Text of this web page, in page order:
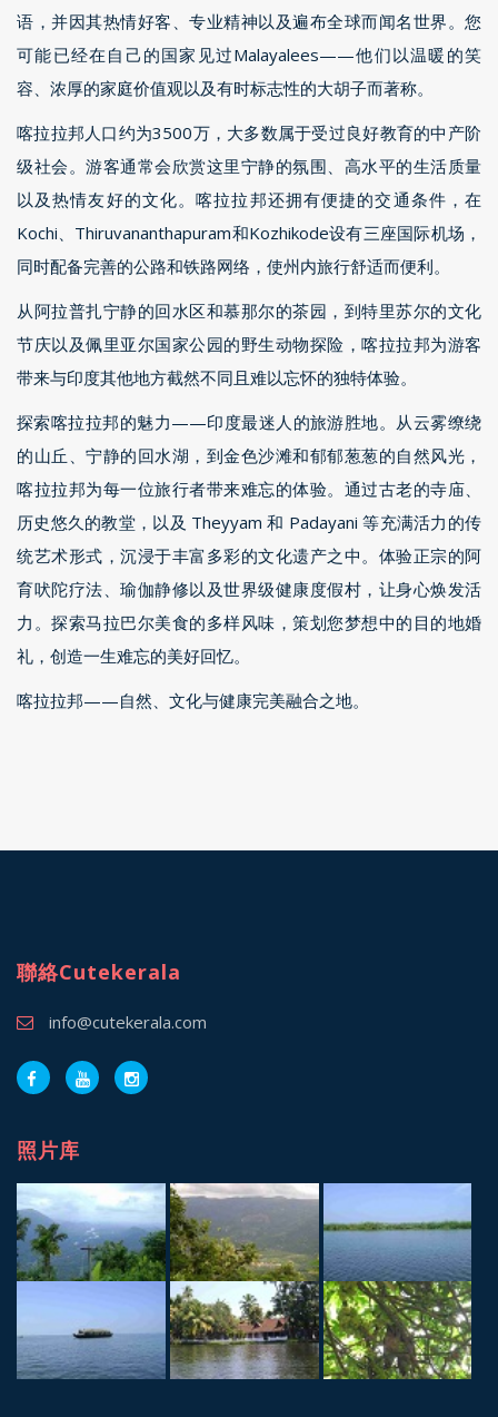
语，并因其热情好客、专业精神以及遍布全球而闻名世界。您
可能已经在自己的国家见过Malayalees——他们以温暖的笑
容、浓厚的家庭价值观以及有时标志性的大胡子而著称。
喀拉拉邦人口约为3500万，大多数属于受过良好教育的中产阶
级社会。游客通常会欣赏这里宁静的氛围、高水平的生活质量
以及热情友好的文化。喀拉拉邦还拥有便捷的交通条件，在
Kochi、Thiruvananthapuram和Kozhikode设有三座国际机场，
同时配备完善的公路和铁路网络，使州内旅行舒适而便利。
从阿拉普扎宁静的回水区和慕那尔的茶园，到特里苏尔的文化
节庆以及佩里亚尔国家公园的野生动物探险，喀拉拉邦为游客
带来与印度其他地方截然不同且难以忘怀的独特体验。
探索喀拉拉邦的魅力——印度最迷人的旅游胜地。从云雾缭绕
的山丘、宁静的回水湖，到金色沙滩和郁郁葱葱的自然风光，
喀拉拉邦为每一位旅行者带来难忘的体验。通过古老的寺庙、
历史悠久的教堂，以及 Theyyam 和 Padayani 等充满活力的传
统艺术形式，沉浸于丰富多彩的文化遗产之中。体验正宗的阿
育吠陀疗法、瑜伽静修以及世界级健康度假村，让身心焕发活
力。探索马拉巴尔美食的多样风味，策划您梦想中的目的地婚
礼，创造一生难忘的美好回忆。
喀拉拉邦——自然、文化与健康完美融合之地。
聯絡Cutekerala
info@cutekerala.com
照片库